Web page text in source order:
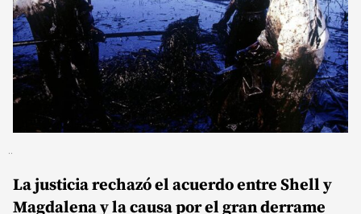
La justicia rechazó el acuerdo entre Shell y
Magdalena y la causa por el gran derrame